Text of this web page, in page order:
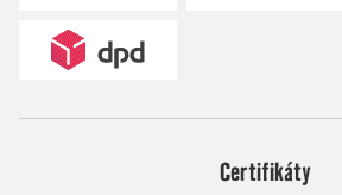
Certifikáty